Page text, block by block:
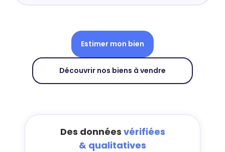
Estimer mon bien
Découvrir nos biens à vendre
Des données vérifiées
& qualitatives